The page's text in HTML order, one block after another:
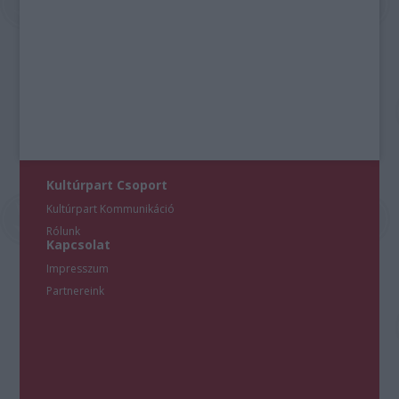
Kultúrpart Csoport
Kultúrpart Kommunikáció
Rólunk
Kapcsolat
Impresszum
Partnereink